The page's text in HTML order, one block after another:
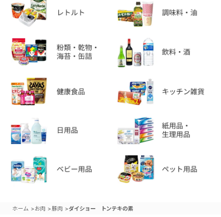
ホーム >お肉 >豚肉 >ダイショー トンテキの素